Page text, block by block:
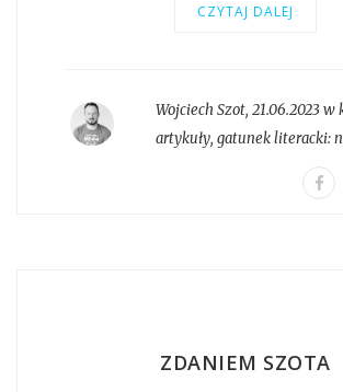
CZYTAJ DALEJ
Wojciech Szot, 21.06.2023 w
artykuły, gatunek literacki:
ZDANIEM SZOTA